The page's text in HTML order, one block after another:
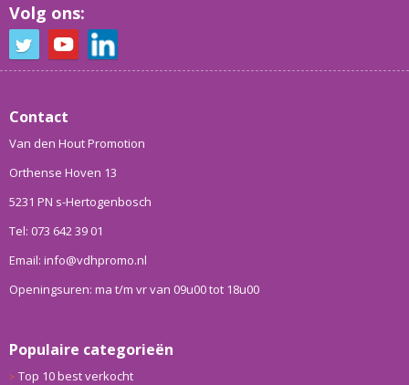
Volg ons:
Contact
Van den Hout Promotion
Orthense Hoven 13
5231 PN s-Hertogenbosch
Tel: 073 642 39 01
Email: info@vdhpromo.nl
Openingsuren: ma t/m vr van 09u00 tot 18u00
Populaire categorieën
Top 10 best verkocht